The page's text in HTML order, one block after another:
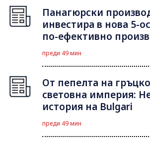
Панагюрски
инвестира в нова 5-
по-ефективно
преди 49 мин
От пепелта на
световна империя:
история на Bulgari
преди 49 мин